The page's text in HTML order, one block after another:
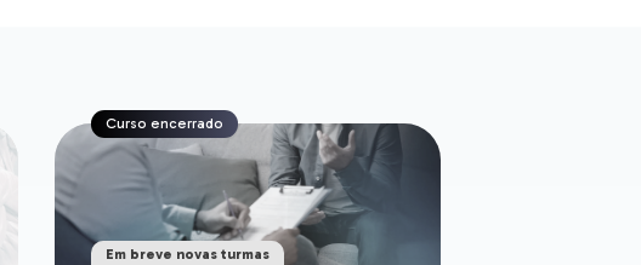
Curso encerrado
Em breve novas turmas